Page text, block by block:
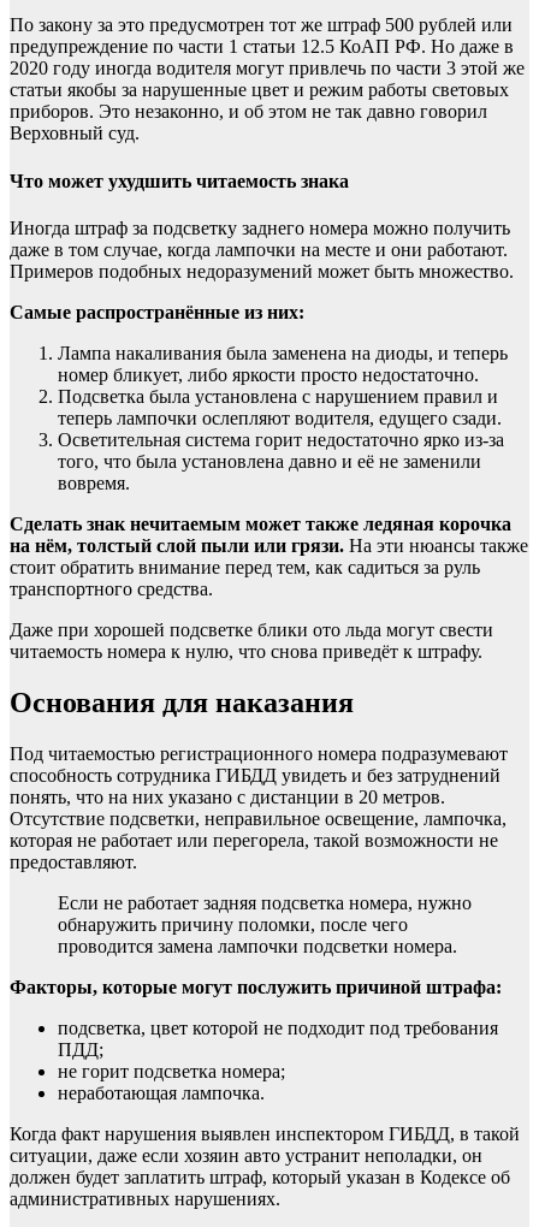
По закону за это предусмотрен тот же штраф 500 рублей или
предупреждение по части 1 статьи 12.5 КоАП РФ. Но даже в
2020 году иногда водителя могут привлечь по части 3 этой же
статьи якобы за нарушенные цвет и режим работы световых
приборов. Это незаконно, и об этом не так давно говорил
Верховный суд.
Что может ухудшить читаемость знака
Иногда штраф за подсветку заднего номера можно получить
даже в том случае, когда лампочки на месте и они работают.
Примеров подобных недоразумений может быть множество.
Самые распространённые из них:
Лампа накаливания была заменена на диоды, и теперь
номер бликует, либо яркости просто недостаточно.
Подсветка была установлена с нарушением правил и
теперь лампочки ослепляют водителя, едущего сзади.
Осветительная система горит недостаточно ярко из-за
того, что была установлена давно и её не заменили
вовремя.
Сделать знак нечитаемым может также ледяная корочка
на нём, толстый слой пыли или грязи. На эти нюансы также
стоит обратить внимание перед тем, как садиться за руль
транспортного средства.
Даже при хорошей подсветке блики ото льда могут свести
читаемость номера к нулю, что снова приведёт к штрафу.
Основания для наказания
Под читаемостью регистрационного номера подразумевают
способность сотрудника ГИБДД увидеть и без затруднений
понять, что на них указано с дистанции в 20 метров.
Отсутствие подсветки, неправильное освещение, лампочка,
которая не работает или перегорела, такой возможности не
предоставляют.
Если не работает задняя подсветка номера, нужно
обнаружить причину поломки, после чего
проводится замена лампочки подсветки номера.
Факторы, которые могут послужить причиной штрафа:
подсветка, цвет которой не подходит под требования
ПДД;
не горит подсветка номера;
неработающая лампочка.
Когда факт нарушения выявлен инспектором ГИБДД, в такой
ситуации, даже если хозяин авто устранит неполадки, он
должен будет заплатить штраф, который указан в Кодексе об
административных нарушениях.